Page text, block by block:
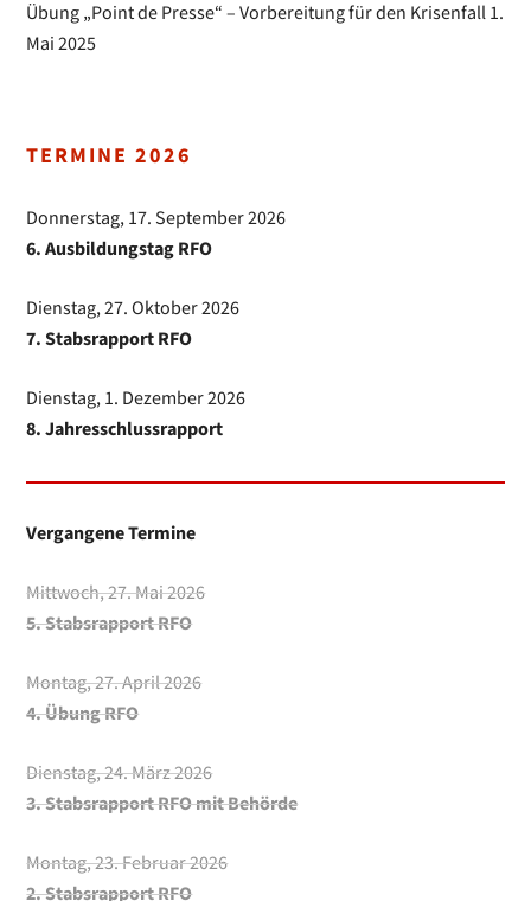
Übung „Point de Presse“ – Vorbereitung für den Krisenfall1.
Mai 2025
TERMINE 2026
Donnerstag, 17. September 2026
6. Ausbildungstag RFO
Dienstag, 27. Oktober 2026
7. Stabsrapport RFO
Dienstag, 1. Dezember 2026
8. Jahresschlussrapport
Vergangene Termine
Mittwoch, 27. Mai 2026
5. Stabsrapport RFO
Montag, 27. April 2026
4. Übung RFO
Dienstag, 24. März 2026
3. Stabsrapport RFO mit Behörde
Montag, 23. Februar 2026
2. Stabsrapport RFO